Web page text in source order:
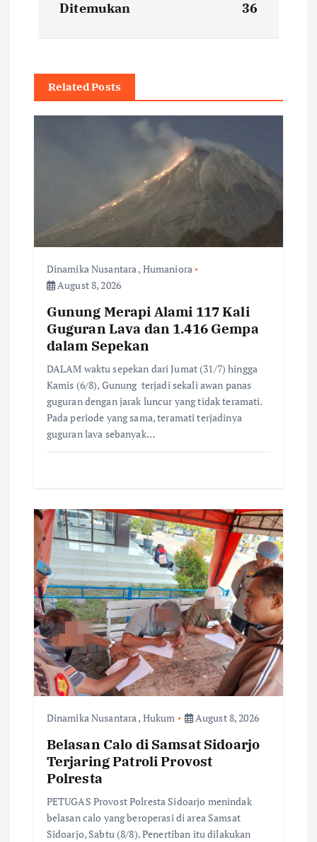
v
a
Ditemukan
36
Related Posts
Dinamika Nusantara, Humaniora
August 8, 2026
Gunung Merapi Alami 117 Kali
Guguran Lava dan 1.416 Gempa
dalam Sepekan
DALAM waktu sepekan dari Jumat (31/7) hingga
Kamis (6/8), Gunung terjadi sekali awan panas
guguran dengan jarak luncur yang tidak teramati.
Pada periode yang sama, teramati terjadinya
guguran lava sebanyak…
Dinamika Nusantara, Hukum August 8, 2026
Belasan Calo di Samsat Sidoarjo
Terjaring Patroli Provost
Polresta
PETUGAS Provost Polresta Sidoarjo menindak
belasan calo yang beroperasi di area Samsat
Sidoarjo, Sabtu (8/8). Penertiban itu dilakukan